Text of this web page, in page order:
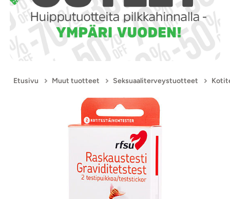
Etusivu Muut tuotteet Seksuaaliterveystuotteet